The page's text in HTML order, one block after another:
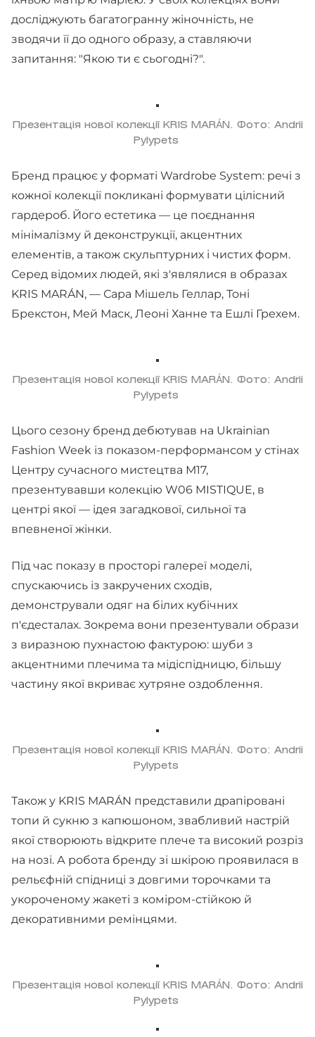
досліджують багатогранну жіночність, не
зводячи її до одного образу, а ставляючи
запитання: "Якою ти є сьогодні?".
Презентація нової колекції KRIS MARÁN. Фото: Andrii
Pylypets
Бренд працює у форматі Wardrobe System: речі з
кожної колекції покликані формувати цілісний
гардероб. Його естетика — це поєднання
мінімалізму й деконструкції, акцентних
елементів, а також скульптурних і чистих форм.
Серед відомих людей, які з'являлися в образах
KRIS MARÁN, — Сара Мішель Геллар, Тоні
Брекстон, Мей Маск, Леоні Ханне та Ешлі Грехем.
Презентація нової колекції KRIS MARÁN. Фото: Andrii
Pylypets
Цього сезону бренд дебютував на Ukrainian
Fashion Week із показом-перформансом у стінах
Центру сучасного мистецтва М17,
презентувавши колекцію W06 MISTIQUE, в
центрі якої — ідея загадкової, сильної та
впевненої жінки.
Під час показу в просторі галереї моделі,
спускаючись із закручених сходів,
демонстрували одяг на білих кубічних
п'єдесталах. Зокрема вони презентували образи
з виразною пухнастою фактурою: шуби з
акцентними плечима та мідіспідницю, більшу
частину якої вкриває хутряне оздоблення.
Презентація нової колекції KRIS MARÁN. Фото: Andrii
Pylypets
Також у KRIS MARÁN представили драпіровані
топи й сукню з капюшоном, звабливий настрій
якої створюють відкрите плече та високий розріз
на нозі. А робота бренду зі шкірою проявилася в
рельєфній спідниці з довгими торочками та
укороченому жакеті з коміром-стійкою й
декоративними ремінцями.
Презентація нової колекції KRIS MARÁN. Фото: Andrii
Pylypets